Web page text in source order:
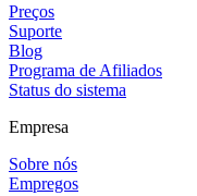
Preços
Suporte
Blog
Programa de Afiliados
Status do sistema
Empresa
Sobre nós
Empregos